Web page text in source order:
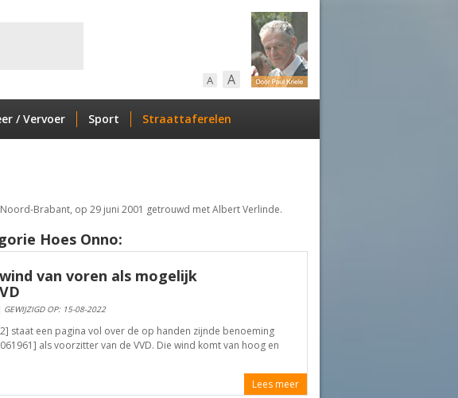
A A
/ Vervoer Sport Straattaferelen
Brabant, op 29 juni 2001 getrouwd met Albert Verlinde.
Hoes Onno:
van voren als mogelijk
GEWIJZIGD OP: 15-08-2022
staat een pagina vol over de op handen zijnde benoeming
als voorzitter van de VVD. Die wind komt van hoog en
Lees meer